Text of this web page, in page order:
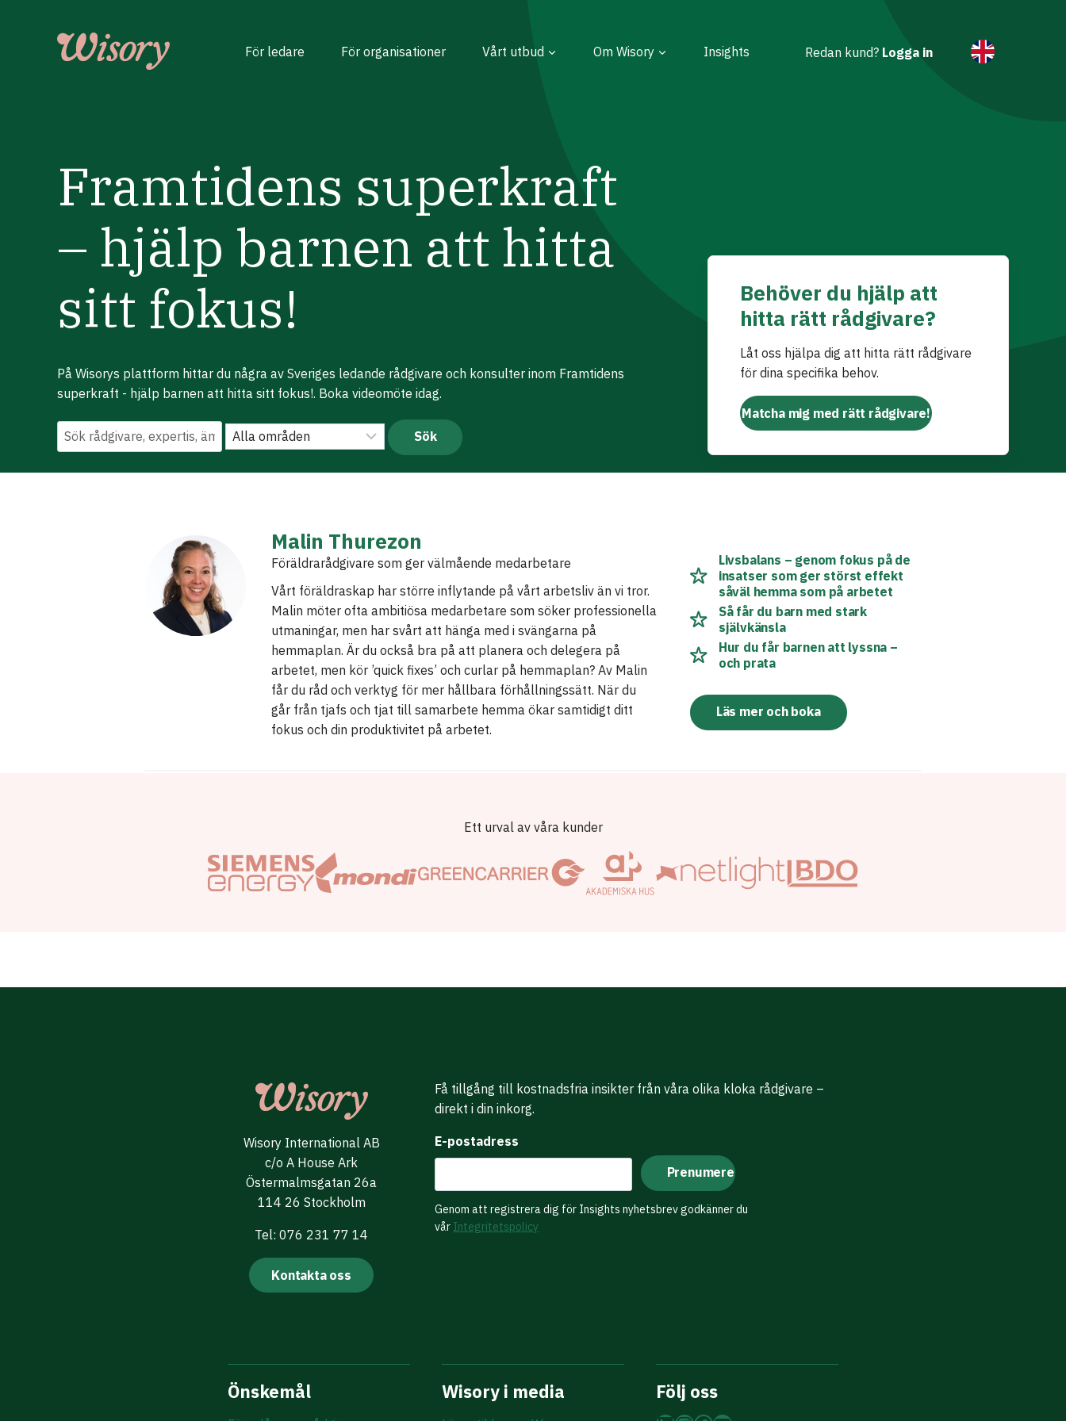
För ledare För organisationer Vårt utbud Om Wisory Insights Redan kund? Logga in
Framtidens superkraft
– hjälp barnen att hitta
sitt fokus!
På Wisorys plattform hittar du några av Sveriges ledande rådgivare och konsulter inom Framtidens
superkraft - hjälp barnen att hitta sitt fokus!. Boka videomöte idag.
Behöver du hjälp att
hitta rätt rådgivare?
Låt oss hjälpa dig att hitta rätt rådgivare
för dina specifika behov.
Matcha mig med rätt rådgivare!
Malin Thurezon
Föräldrarådgivare som ger välmående medarbetare
Vårt föräldraskap har större inflytande på vårt arbetsliv än vi tror.
Malin möter ofta ambitiösa medarbetare som söker professionella
utmaningar, men har svårt att hänga med i svängarna på
hemmaplan. Är du också bra på att planera och delegera på
arbetet, men kör ’quick fixes’ och curlar på hemmaplan? Av Malin
får du råd och verktyg för mer hållbara förhållningssätt. När du
går från tjafs och tjat till samarbete hemma ökar samtidigt ditt
fokus och din produktivitet på arbetet.
Livsbalans – genom fokus på de
insatser som ger störst effekt
såväl hemma som på arbetet
Så får du barn med stark
självkänsla
Hur du får barnen att lyssna –
och prata
Läs mer och boka
Ett urval av våra kunder
Wisory International AB
c/o A House Ark
Östermalmsgatan 26a
114 26 Stockholm
Tel: 076 231 77 14
Kontakta oss
Få tillgång till kostnadsfria insikter från våra olika kloka rådgivare –
direkt i din inkorg.
E-postadress
Genom att registrera dig för Insights nyhetsbrev godkänner du
vår Integritetspolicy
Önskemål Wisory i media Följ oss